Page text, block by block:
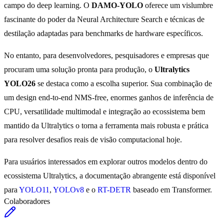
campo do deep learning. O DAMO-YOLO oferece um vislumbre
fascinante do poder da Neural Architecture Search e técnicas de
destilação adaptadas para benchmarks de hardware específicos.
No entanto, para desenvolvedores, pesquisadores e empresas que
procuram uma solução pronta para produção, o Ultralytics
YOLO26 se destaca como a escolha superior. Sua combinação de
um design end-to-end NMS-free, enormes ganhos de inferência de
CPU, versatilidade multimodal e integração ao ecossistema bem
mantido da Ultralytics o torna a ferramenta mais robusta e prática
para resolver desafios reais de visão computacional hoje.
Para usuários interessados em explorar outros modelos dentro do
ecossistema Ultralytics, a documentação abrangente está disponível
para YOLO11 , YOLOv8 e o RT-DETR baseado em Transformer.
Colaboradores